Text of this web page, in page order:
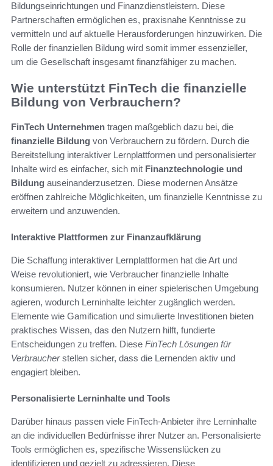
Bildungseinrichtungen und Finanzdienstleistern. Diese
Partnerschaften ermöglichen es, praxisnahe Kenntnisse zu
vermitteln und auf aktuelle Herausforderungen hinzuwirken. Die
Rolle der finanziellen Bildung wird somit immer essenzieller,
um die Gesellschaft insgesamt finanzfähiger zu machen.
Wie unterstützt FinTech die finanzielle
Bildung von Verbrauchern?
FinTech Unternehmen tragen maßgeblich dazu bei, die
finanzielle Bildung von Verbrauchern zu fördern. Durch die
Bereitstellung interaktiver Lernplattformen und personalisierter
Inhalte wird es einfacher, sich mit Finanztechnologie und
Bildung auseinanderzusetzen. Diese modernen Ansätze
eröffnen zahlreiche Möglichkeiten, um finanzielle Kenntnisse zu
erweitern und anzuwenden.
Interaktive Plattformen zur Finanzaufklärung
Die Schaffung interaktiver Lernplattformen hat die Art und
Weise revolutioniert, wie Verbraucher finanzielle Inhalte
konsumieren. Nutzer können in einer spielerischen Umgebung
agieren, wodurch Lerninhalte leichter zugänglich werden.
Elemente wie Gamification und simulierte Investitionen bieten
praktisches Wissen, das den Nutzern hilft, fundierte
Entscheidungen zu treffen. Diese FinTech Lösungen für
Verbraucherstellen sicher, dass die Lernenden aktiv und
engagiert bleiben.
Personalisierte Lerninhalte und Tools
Darüber hinaus passen viele FinTech-Anbieter ihre Lerninhalte
an die individuellen Bedürfnisse ihrer Nutzer an. Personalisierte
Tools ermöglichen es, spezifische Wissenslücken zu
identifizieren und gezielt zu adressieren. Diese